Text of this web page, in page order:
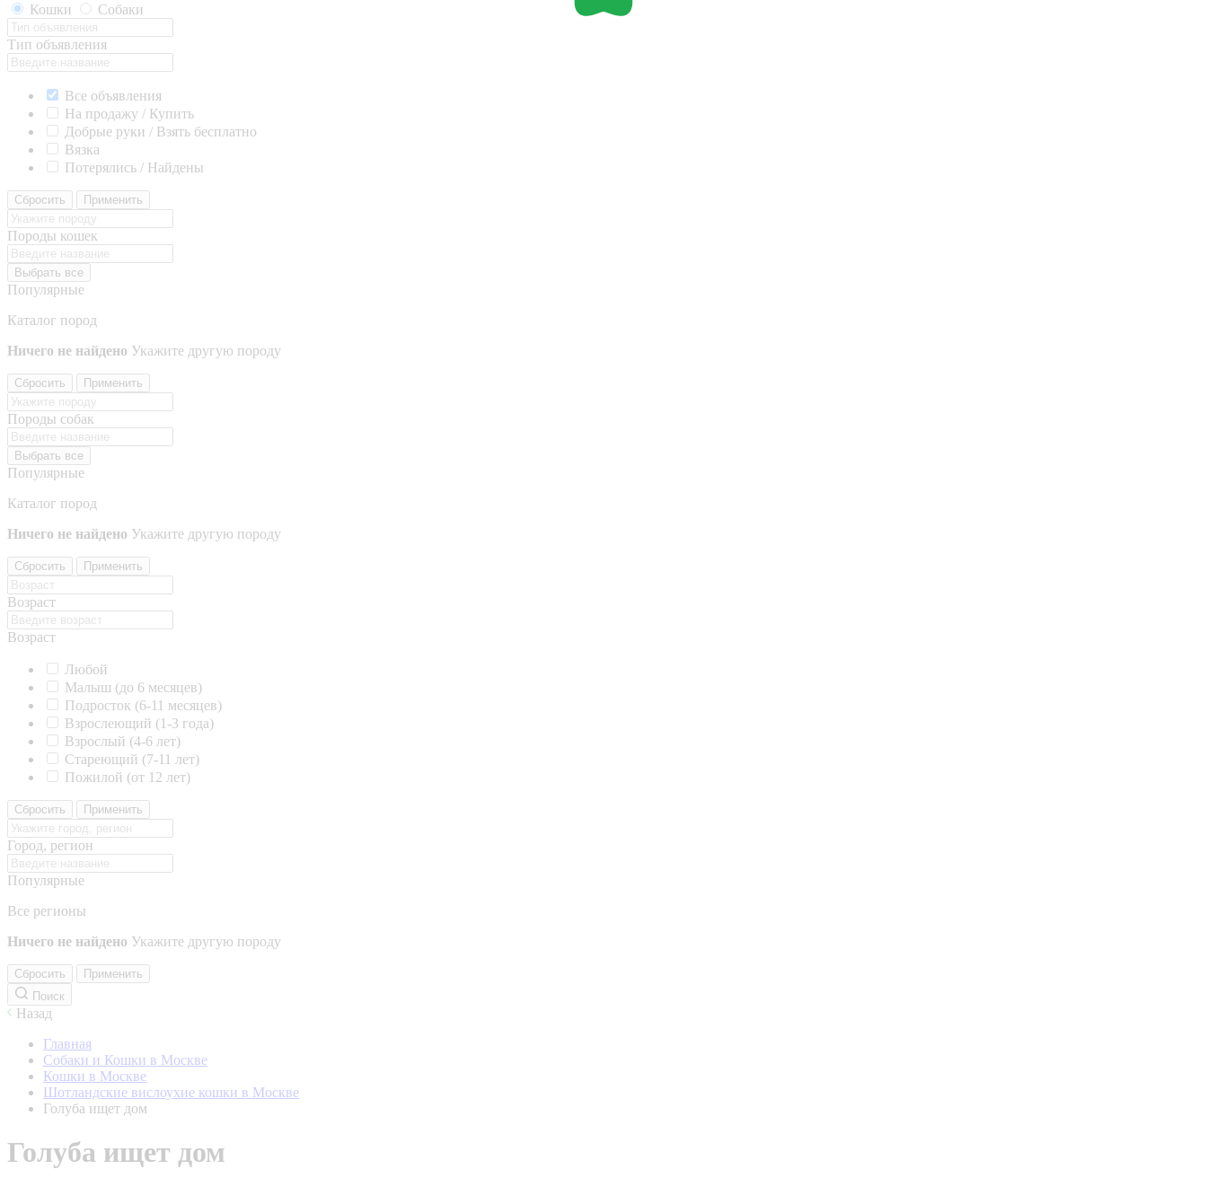
Кошки
Собаки
Тип объявления
Все объявления
На продажу / Купить
Добрые руки / Взять бесплатно
Вязка
Потерялись / Найдены
Сбросить Применить
Породы кошек
Выбрать все
Популярные
Каталог пород
Ничего не найдено Укажите другую породу
Сбросить Применить
Породы собак
Выбрать все
Популярные
Каталог пород
Ничего не найдено Укажите другую породу
Сбросить Применить
Возраст
Возраст
Любой
Малыш (до 6 месяцев)
Подросток (6-11 месяцев)
Взрослеющий (1-3 года)
Взрослый (4-6 лет)
Стареющий (7-11 лет)
Пожилой (от 12 лет)
Сбросить Применить
Город, регион
Популярные
Все регионы
Ничего не найдено Укажите другую породу
Сбросить
Применить
Поиск
Назад
Главная
Собаки и Кошки в Москве
Кошки в Москве
Шотландские вислоухие кошки в Москве
Голуба ищет дом
Голуба ищет дом